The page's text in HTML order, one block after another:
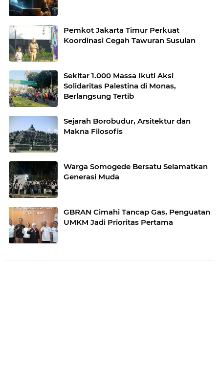
Pemkot Jakarta Timur Perkuat
Koordinasi Cegah Tawuran Susulan
Sekitar 1.000 Massa Ikuti Aksi
Solidaritas Palestina di Monas,
Berlangsung Tertib
Sejarah Borobudur, Arsitektur dan
Makna Filosofis
Warga Somogede Bersatu Selamatkan
Generasi Muda
GBRAN Cimahi Tancap Gas, Penguatan
UMKM Jadi Prioritas Pertama